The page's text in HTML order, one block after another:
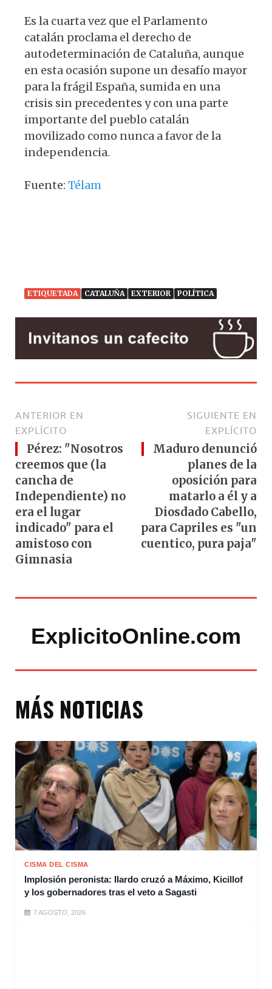
Es la cuarta vez que el Parlamento
catalán proclama el derecho de
autodeterminación de Cataluña, aunque
en esta ocasión supone un desafío mayor
para la frágil España, sumida en una
crisis sin precedentes y con una parte
importante del pueblo catalán
movilizado como nunca a favor de la
independencia.
Fuente: Télam
ETIQUETADA CATALUÑA EXTERIOR POLÍTICA
ANTERIOR EN
EXPLÍCITO
Pérez: "Nosotros
creemos que (la
cancha de
Independiente) no
era el lugar
indicado" para el
amistoso con
Gimnasia
SIGUIENTE EN
EXPLÍCITO
Maduro denunció
planes de la
oposición para
matarlo a él y a
Diosdado Cabello,
para Capriles es "un
cuentico, pura paja"
ExplicitoOnline.com
MÁS NOTICIAS
CISMA DEL CISMA
Implosión peronista: Ilardo cruzó a Máximo, Kicillof
y los gobernadores tras el veto a Sagasti
7 AGOSTO, 2026